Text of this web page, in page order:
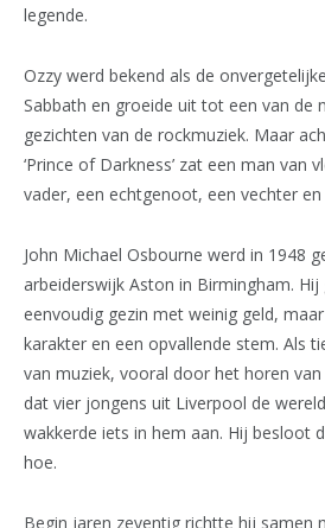
legende.
Ozzy werd bekend als de
Sabbath en groeide uit tot een van de
gezichten van de rockmuziek. Maar
‘Prince of Darkness’ zat een man van
vader, een echtgenoot, een vechter
John Michael Osbourne werd in 1948
arbeiderswijk Aston in Birmingham.
eenvoudig gezin met weinig geld,
karakter en een opvallende stem. Als
van muziek, vooral door het horen
dat vier jongens uit Liverpool de
wakkerde iets in hem aan. Hij besloot
hoe.
Begin jaren zeventig richtte hij samen